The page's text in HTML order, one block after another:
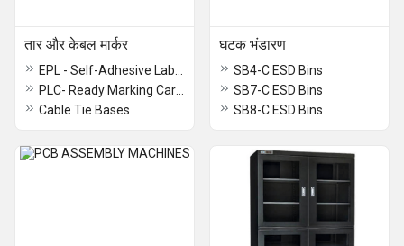
तार और केबल मार्कर
Cable Tie Bases
घटक भंडारण
SB4-C ESD Bins
SB7-C ESD Bins
SB8-C ESD Bins